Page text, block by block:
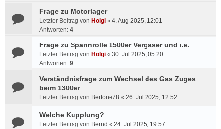
Frage zu Motorlager
Letzter Beitrag von Holgi « 4. Aug 2025, 12:01
Antworten: 4
Frage zu Spannrolle 1500er Vergaser und i.e.
Letzter Beitrag von Holgi « 30. Jul 2025, 05:20
Antworten: 9
Verständnisfrage zum Wechsel des Gas Zuges
beim 1300er
Letzter Beitrag von Bertone78 « 26. Jul 2025, 12:52
Welche Kupplung?
Letzter Beitrag von Bernd « 24. Jul 2025, 19:57